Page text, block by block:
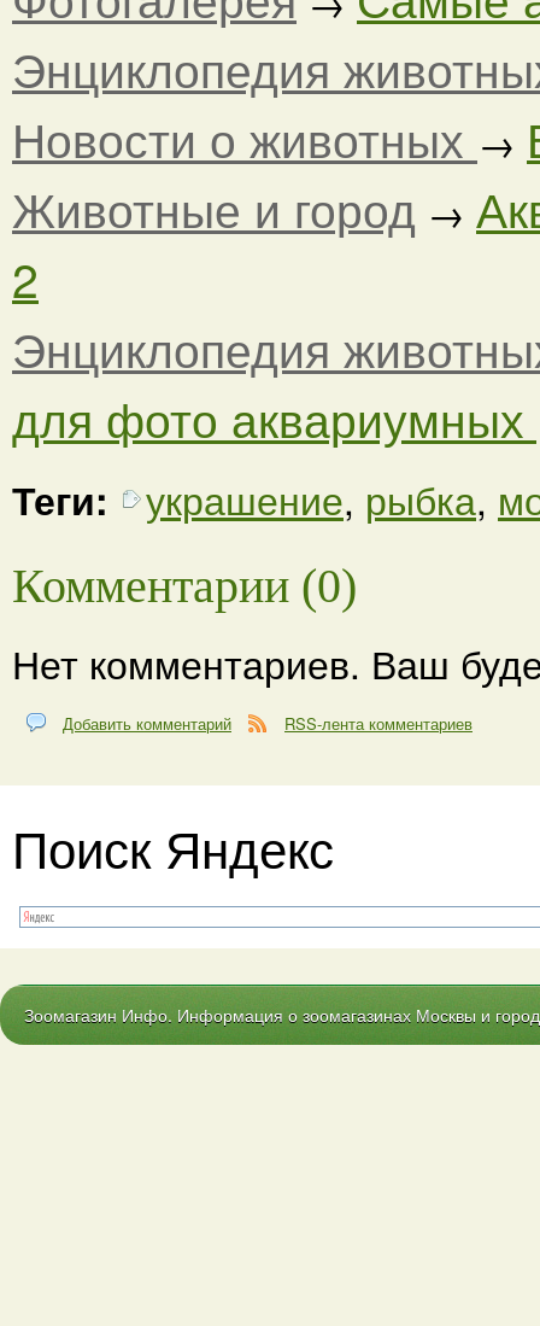
Энциклопедия
Новости о животных →
Животные и город →
2
Энциклопедия
для фото аквариумных
Теги: украшение, рыбка,
Комментарии (0)
Нет комментариев. Ваш
Добавить комментарий RSS-лента комментариев
Поиск Яндекс
Зоомагазин Инфо. Информация о зоомагазинах Москвы и